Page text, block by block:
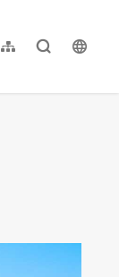
网站导览全文检索
繁體中文